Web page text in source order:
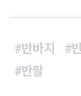
#반바지 #
#반팔